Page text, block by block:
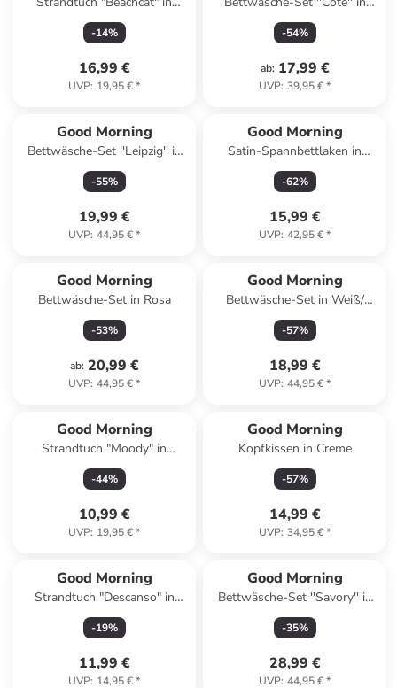
Beige/ Blau
-14%
16,99 €
UVP: 19,95 €*
Sand
-54%
ab: 17,99 €
UVP: 39,95 €*
Good Morning
Bettwäsche-Set ''Leipzig'' in
Khaki
-55%
19,99 €
UVP: 44,95 €*
Good Morning
Satin-Spannbettlaken in
Petrol
-62%
15,99 €
UVP: 42,95 €*
Good Morning
Bettwäsche-Set in Rosa
-53%
ab: 20,99 €
UVP: 44,95 €*
Good Morning
Bettwäsche-Set in Weiß/
Schwarz
-57%
18,99 €
UVP: 44,95 €*
Good Morning
Strandtuch "Moody" in
Hellblau/ Bunt
-44%
10,99 €
UVP: 19,95 €*
Good Morning
Kopfkissen in Creme
-57%
14,99 €
UVP: 34,95 €*
Good Morning
Strandtuch "Descanso" in
Grün/ Creme
-19%
11,99 €
UVP: 14,95 €*
Good Morning
Bettwäsche-Set ''Savory'' in
Grün/ Bunt
-35%
28,99 €
UVP: 44,95 €*